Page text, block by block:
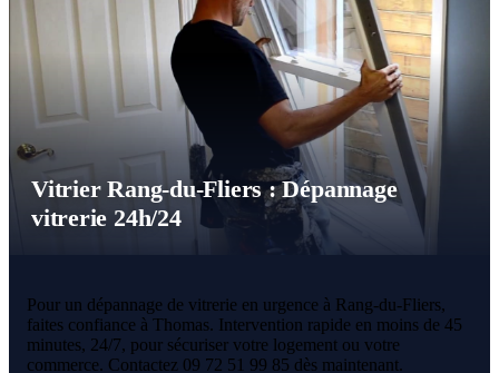
Vitrier Rang-du-Fliers : Dépannage
vitrerie 24h/24
Pour un dépannage de vitrerie en urgence à Rang-du-Fliers,
faites confiance à Thomas. Intervention rapide en moins de 45
minutes, 24/7, pour sécuriser votre logement ou votre
commerce. Contactez 09 72 51 99 85 dès maintenant.